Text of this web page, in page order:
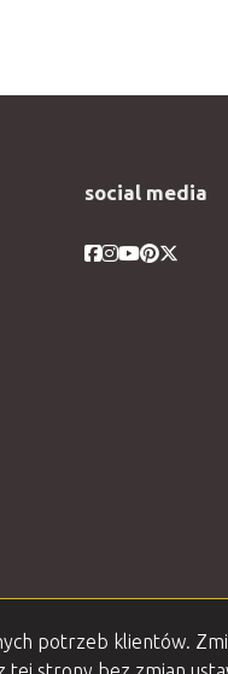
social media
Facebook
Facebook
Facebook
Facebook
Facebook
potrzeb klientów.